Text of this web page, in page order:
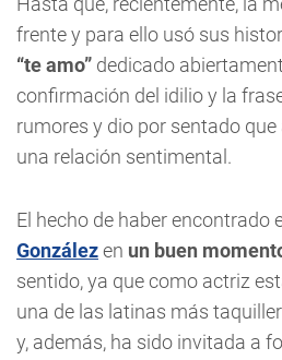
frente y para ello usó sus
“te amo” dedicado
confirmación del idilio y la
rumores y dio por sentado
una relación sentimental.
El hecho de haber encontrado
Gonzálezen un buen
sentido, ya que como actriz
una de las latinas más
y, además, ha sido invitada a